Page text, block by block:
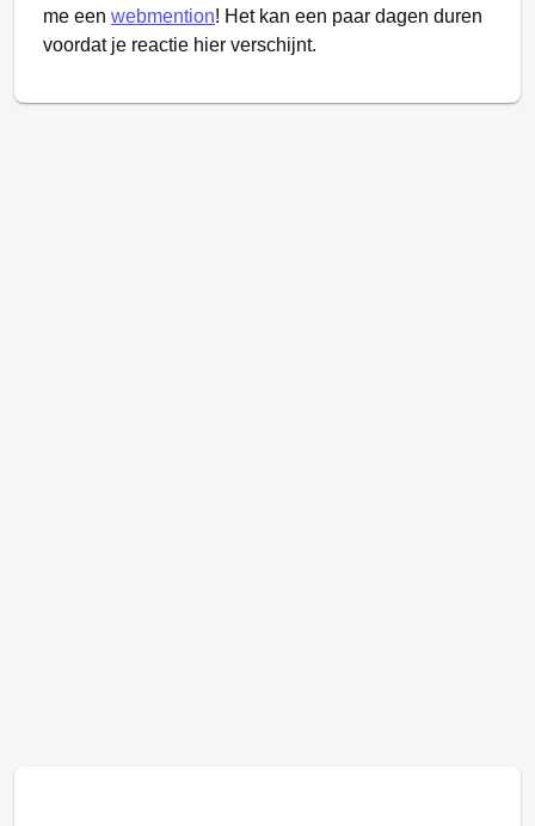
me een webmention! Het kan een paar dagen duren
voordat je reactie hier verschijnt.